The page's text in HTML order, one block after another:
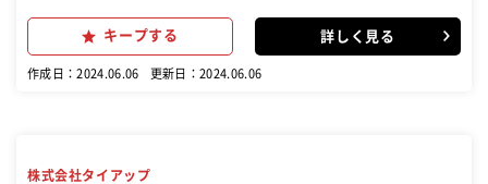
運営に関するあらゆる業務を行って頂きます。
キープする 詳しく見る
作成日：2024.06.06 更新日：2024.06.06
株式会社タイアップ